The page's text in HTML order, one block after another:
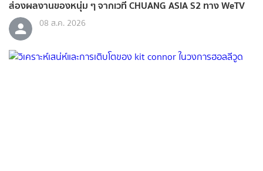
ส่องผลงานของหนุ่ม ๆ จากเวที CHUANG ASIA S2 ทาง WeTV
08 ส.ค. 2026